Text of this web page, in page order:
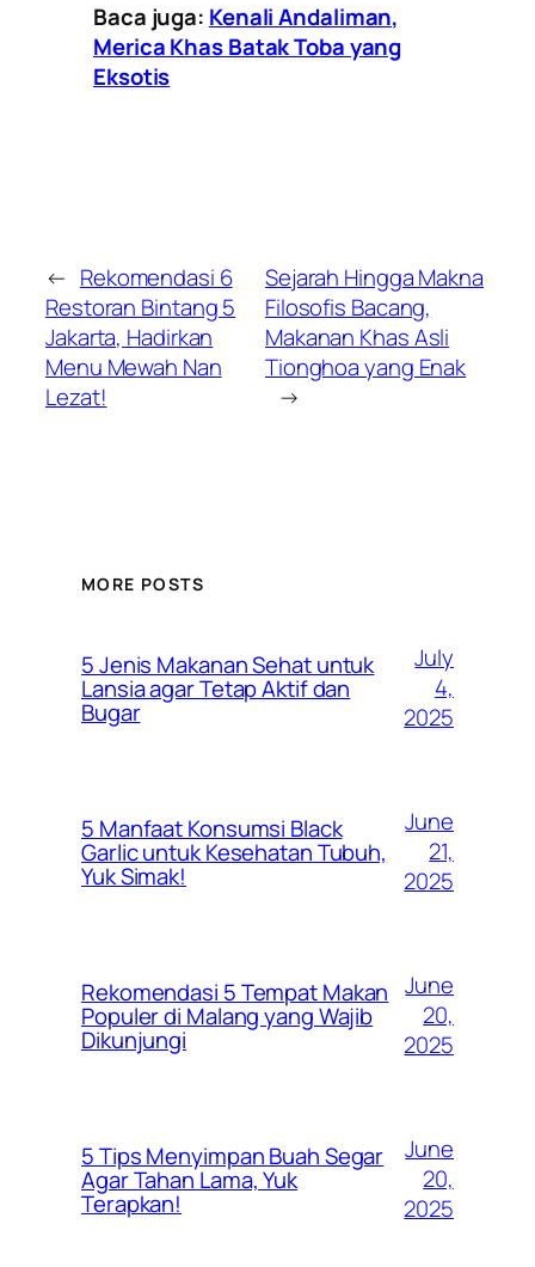
Baca juga: Kenali Andaliman,
Merica Khas Batak Toba yang
Eksotis
← Rekomendasi 6
Restoran Bintang 5
Jakarta, Hadirkan
Menu Mewah Nan
Lezat!
Sejarah Hingga Makna
Filosofis Bacang,
Makanan Khas Asli
Tionghoa yang Enak
→
MORE POSTS
5 Jenis Makanan Sehat untuk
Lansia agar Tetap Aktif dan
Bugar
July
4,
2025
5 Manfaat Konsumsi Black
Garlic untuk Kesehatan Tubuh,
Yuk Simak!
June
21,
2025
Rekomendasi 5 Tempat Makan
Populer di Malang yang Wajib
Dikunjungi
June
20,
2025
5 Tips Menyimpan Buah Segar
Agar Tahan Lama, Yuk
Terapkan!
June
20,
2025